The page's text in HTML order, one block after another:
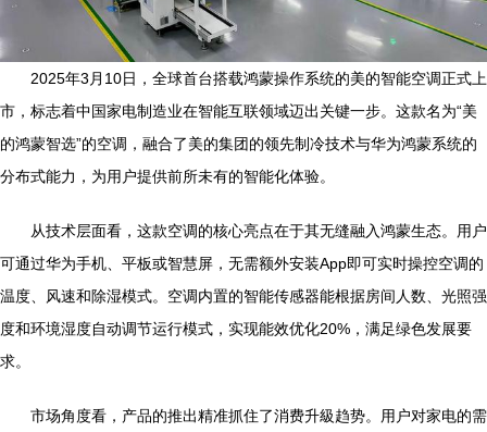
2025年3月10日，全球首台搭载鸿蒙操作系统的美的智能空调正式上
市，标志着中国家电制造业在智能互联领域迈出关键一步。这款名为“美
的鸿蒙智选”的空调，融合了美的集团的领先制冷技术与华为鸿蒙系统的
分布式能力，为用户提供前所未有的智能化体验。
从技术层面看，这款空调的核心亮点在于其无缝融入鸿蒙生态。用户
可通过华为手机、平板或智慧屏，无需额外安装App即可实时操控空调的
温度、风速和除湿模式。空调内置的智能传感器能根据房间人数、光照强
度和环境湿度自动调节运行模式，实现能效优化20%，满足绿色发展要
求。
市场角度看，产品的推出精准抓住了消费升級趋势。用户对家电的需